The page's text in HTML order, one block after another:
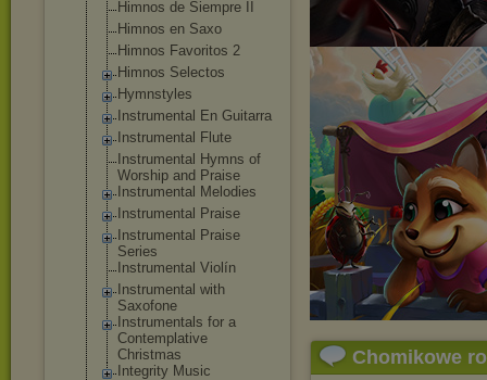
Himnos de Siempre II
Himnos en Saxo
Himnos Favoritos 2
Himnos Selectos
Hymnstyles
Instrumental En Guitarra
Instrumental Flute
Instrumental Hymns of
Worship and Praise
Instrumental Melodies
Instrumental Praise
Instrumental Praise
Series
Instrumental Violín
Instrumental with
Saxofone
Instrumentals for a
Contemplative
Christmas
Integrity Music
Chomikowe